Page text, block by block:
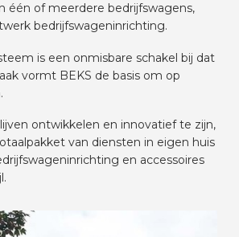
één of meerdere bedrijfswagens,
bedrijfswageninrichting.
is een onmisbare schakel bij dat
vormt BEKS de basis om op
ontwikkelen en innovatief te zijn,
van diensten in eigen huis
en accessoires